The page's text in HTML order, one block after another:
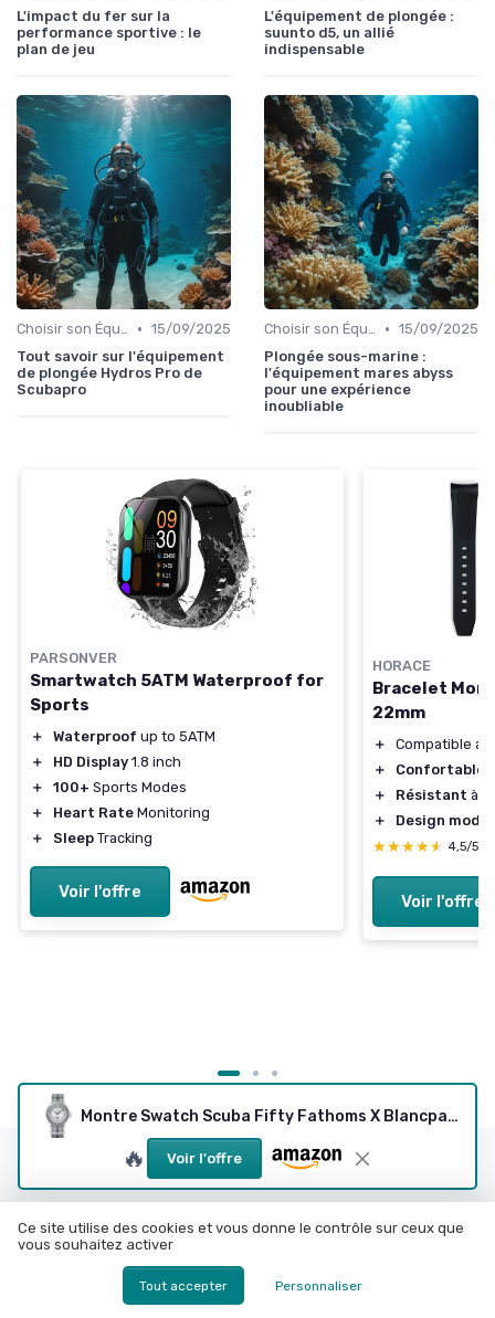
L'impact du fer sur la
performance sportive : le
plan de jeu
L'équipement de plongée :
suunto d5, un allié
indispensable
Choisir son Équipement Sportif • 15/09/2025
Tout savoir sur l'équipement
de plongée Hydros Pro de
Scubapro
Choisir son Équipement Sportif • 15/09/2025
Plongée sous-marine :
l'équipement mares abyss
pour une expérience
inoubliable
PARSONVER
Smartwatch 5ATM Waterproof for
Sports
＋ Waterproof up to 5ATM
＋
HD Display 1.8 inch
＋
100+ Sports Modes
＋
Heart Rate Monitoring
＋
Sleep Tracking
Voir l'offre
HORACE
Bracelet
22mm
＋
Compatible
＋
Confortable
＋
Résistant à
＋
Design
★★★★★
★★★★★ 4,5/5
Voir l'offre
Montre Swatch Scuba Fifty Fathoms X Blancpain
🔥 Voir l'offre
Les articles par date
February 2024
March 2024
September 2024
December 2024
Ce site utilise des cookies et vous donne le contrôle sur ceux que
vous souhaitez activer
Tout accepter Personnaliser